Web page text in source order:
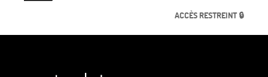
ACCÈS RESTREINT 🔒